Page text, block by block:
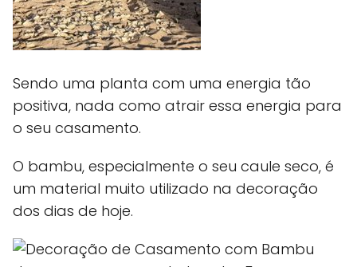
Sendo uma planta com uma energia tão
positiva, nada como atrair essa energia para
o seu casamento.
O bambu, especialmente o seu caule seco, é
um material muito utilizado na decoração
dos dias de hoje.